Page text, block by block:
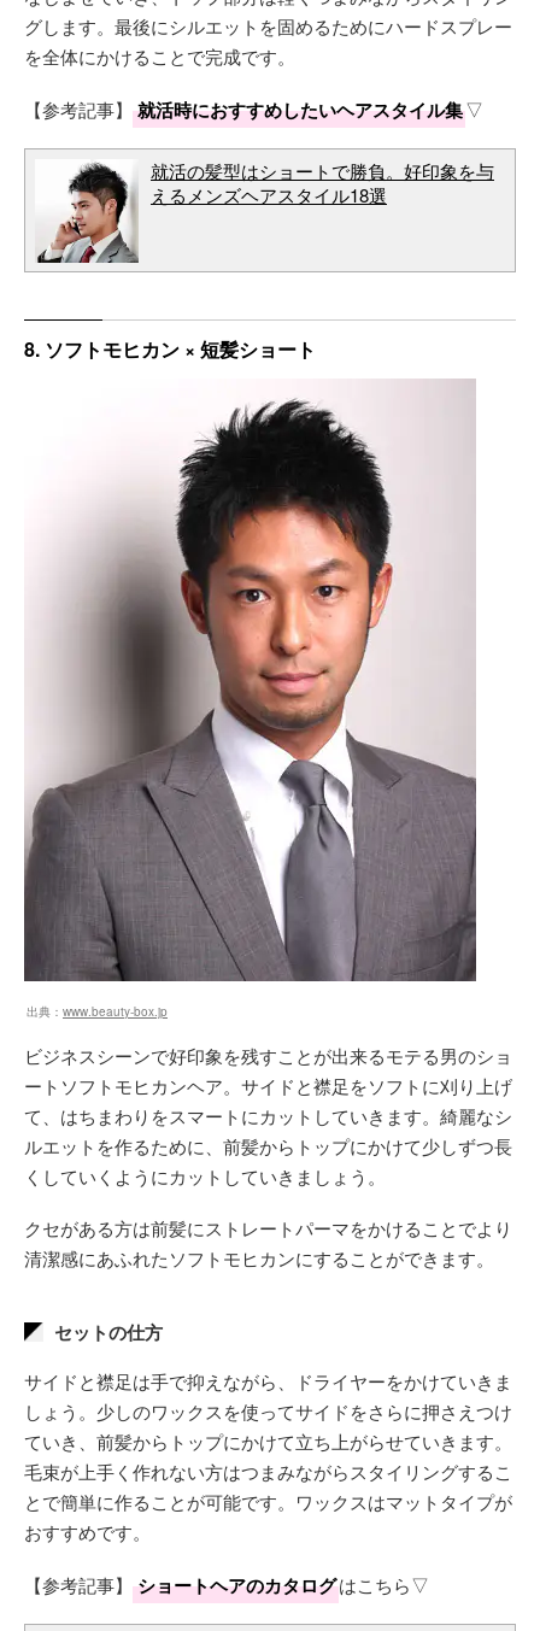
グします。最後にシルエットを固めるためにハードスプレー
を全体にかけることで完成です。
【参考記事】 就活時におすすめしたいヘアスタイル集▽
就活の髪型はショートで勝負。好印象を与
えるメンズヘアスタイル18選
8. ソフトモヒカン × 短髪ショート
出典： www.beauty-box.jp
ビジネスシーンで好印象を残すことが出来るモテる男のショ
ートソフトモヒカンヘア。サイドと襟足をソフトに刈り上げ
て、はちまわりをスマートにカットしていきます。綺麗なシ
ルエットを作るために、前髪からトップにかけて少しずつ長
くしていくようにカットしていきましょう。
クセがある方は前髪にストレートパーマをかけることでより
清潔感にあふれたソフトモヒカンにすることができます。
セットの仕方
サイドと襟足は手で抑えながら、ドライヤーをかけていきま
しょう。少しのワックスを使ってサイドをさらに押さえつけ
ていき、前髪からトップにかけて立ち上がらせていきます。
毛束が上手く作れない方はつまみながらスタイリングするこ
とで簡単に作ることが可能です。ワックスはマットタイプが
おすすめです。
【参考記事】 ショートヘアのカタログはこちら▽